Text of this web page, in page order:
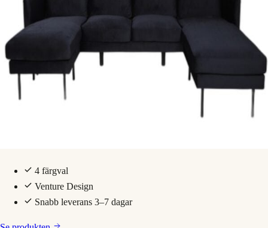
4 färgval
Venture Design
Snabb leverans 3–7 dagar